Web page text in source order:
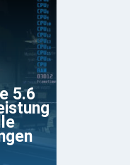
5.6